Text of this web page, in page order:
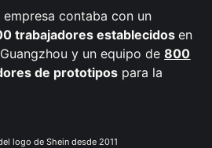
contaba con un
trabajadores establecidosen
y un equipo de800
de prototipos para la
logo de Shein desde 2011